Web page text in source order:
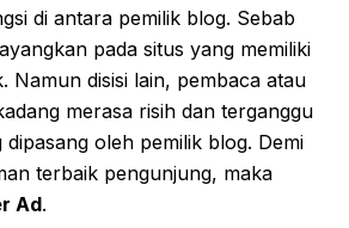
di antara pemilik blog. Sebab
pada situs yang memiliki
Namun disisi lain, pembaca atau
merasa risih dan terganggu
oleh pemilik blog. Demi
terbaik pengunjung, maka
Ad.